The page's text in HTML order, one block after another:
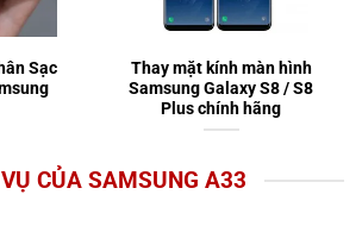
Sạc
Thay mặt kính màn hình
Samsung Galaxy S8 / S8
Plus chính hãng
CỦA SAMSUNG A33